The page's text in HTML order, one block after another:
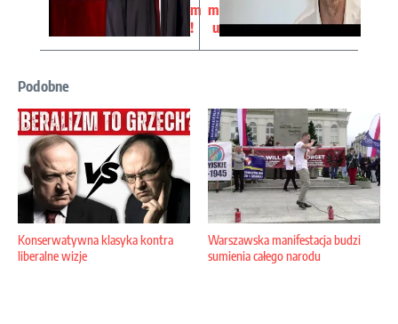
m
!
m
u
Podobne
Konserwatywna klasyka kontra
liberalne wizje
Warszawska manifestacja budzi
sumienia całego narodu